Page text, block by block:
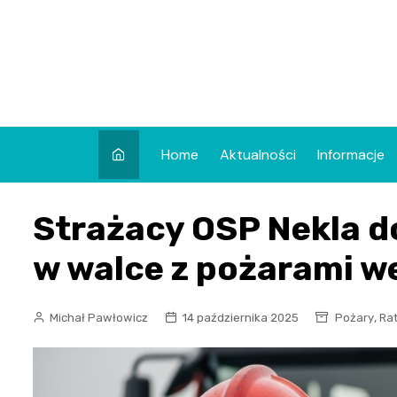
Home Aktualności Informacje
Strażacy OSP Nekla
w walce z pożarami
Michał Pawłowicz 14 października 2025 Pożary,